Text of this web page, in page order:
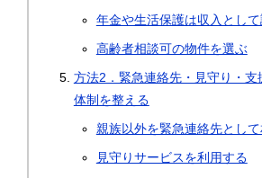
年金や生活保護は収入とし
高齢者相談可の物件を選ぶ
方法2．緊急連絡先・見守り・支
体制を整える
親族以外を緊急連絡先とし
見守りサービスを利用する